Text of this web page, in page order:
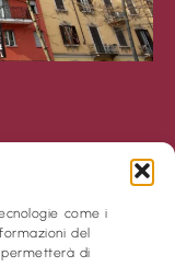
come i
del
permetterà di